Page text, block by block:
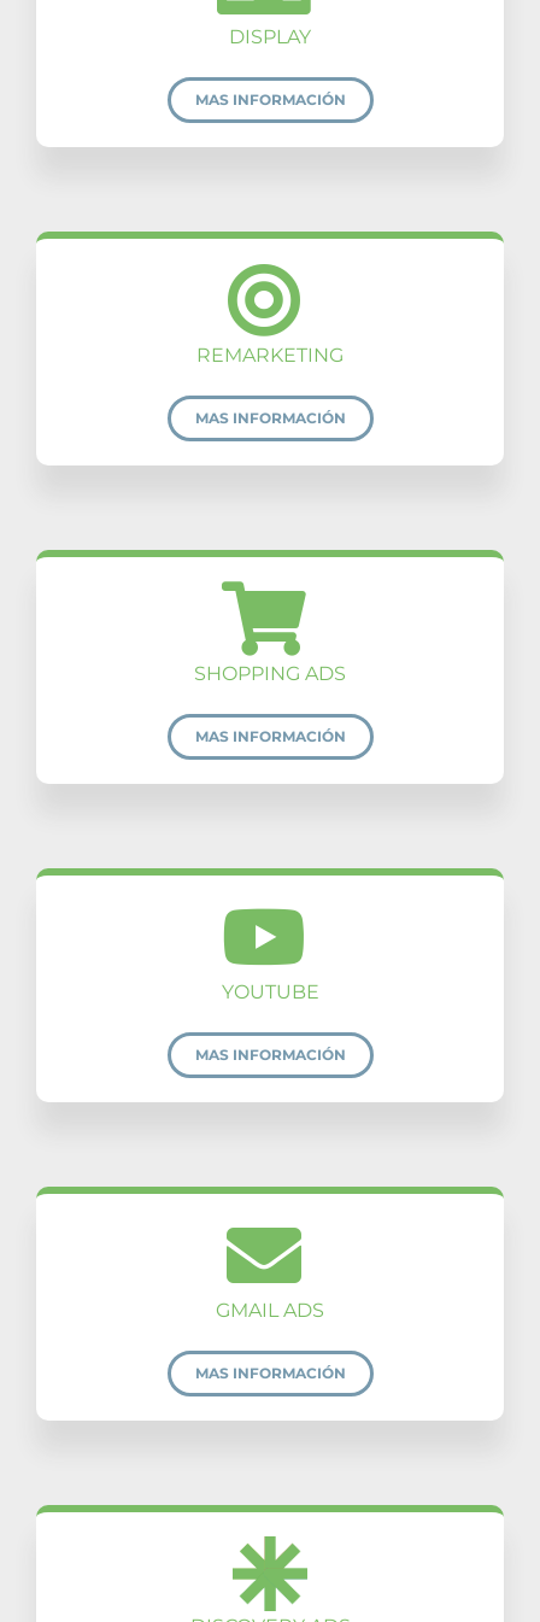
DISPLAY
MAS INFORMACIÓN
REMARKETING
MAS INFORMACIÓN
SHOPPING ADS
MAS INFORMACIÓN
YOUTUBE
MAS INFORMACIÓN
GMAIL ADS
MAS INFORMACIÓN